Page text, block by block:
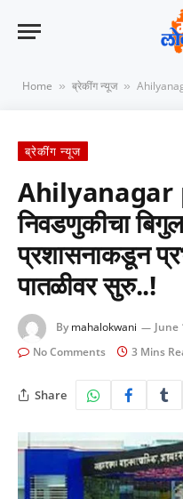
Home » ब्रेकींग न्यूज » Ahilyanagar palika|
ब्रेकींग न्यूज
Ahilyanagar
निवडणुकीचा
प्रशासनाकडून
पातळीवर सुरु..!
By mahalokwani June
No Comments
3 Mins
Share